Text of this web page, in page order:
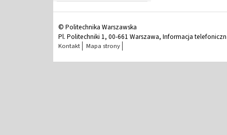
© Politechnika Warszawska
Pl. Politechniki 1, 00-661 Warszawa, Informacja
Kontakt Mapa strony